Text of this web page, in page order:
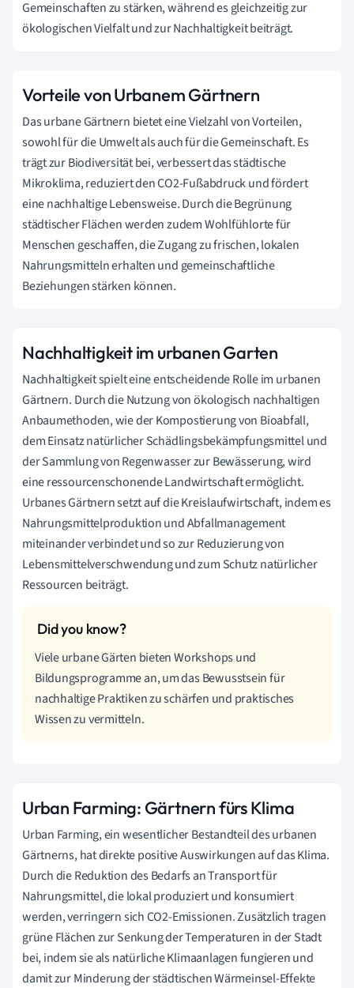
Gemeinschaften zu stärken, während es gleichzeitig zur
ökologischen Vielfalt und zur Nachhaltigkeit beiträgt.
Vorteile von Urbanem Gärtnern
Das urbane Gärtnern bietet eine Vielzahl von Vorteilen,
sowohl für die Umwelt als auch für die Gemeinschaft. Es
trägt zur Biodiversität bei, verbessert das städtische
Mikroklima, reduziert den CO2-Fußabdruck und fördert
eine nachhaltige Lebensweise. Durch die Begrünung
städtischer Flächen werden zudem Wohlfühlorte für
Menschen geschaffen, die Zugang zu frischen, lokalen
Nahrungsmitteln erhalten und gemeinschaftliche
Beziehungen stärken können.
Nachhaltigkeit im urbanen Garten
Nachhaltigkeit spielt eine entscheidende Rolle im urbanen
Gärtnern. Durch die Nutzung von ökologisch nachhaltigen
Anbaumethoden, wie der Kompostierung von Bioabfall,
dem Einsatz natürlicher Schädlingsbekämpfungsmittel und
der Sammlung von Regenwasser zur Bewässerung, wird
eine ressourcenschonende Landwirtschaft ermöglicht.
Urbanes Gärtnern setzt auf die Kreislaufwirtschaft, indem es
Nahrungsmittelproduktion und Abfallmanagement
miteinander verbindet und so zur Reduzierung von
Lebensmittelverschwendung und zum Schutz natürlicher
Ressourcen beiträgt.
Viele urbane Gärten bieten Workshops und
Bildungsprogramme an, um das Bewusstsein für
nachhaltige Praktiken zu schärfen und praktisches
Wissen zu vermitteln.
Urban Farming: Gärtnern fürs Klima
Urban Farming, ein wesentlicher Bestandteil des urbanen
Gärtnerns, hat direkte positive Auswirkungen auf das Klima.
Durch die Reduktion des Bedarfs an Transport für
Nahrungsmittel, die lokal produziert und konsumiert
werden, verringern sich CO2-Emissionen. Zusätzlich tragen
grüne Flächen zur Senkung der Temperaturen in der Stadt
bei, indem sie als natürliche Klimaanlagen fungieren und
damit zur Minderung der städtischen Wärmeinsel-Effekte